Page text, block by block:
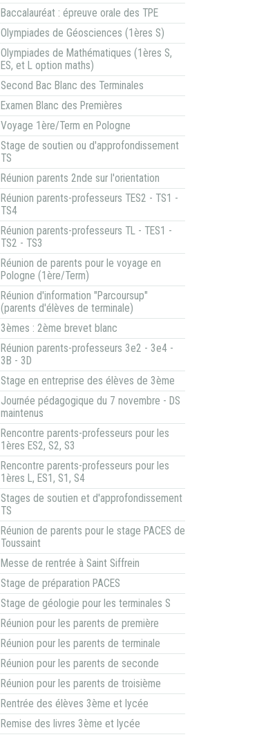
Baccalauréat : épreuve orale des TPE
Olympiades de Géosciences (1ères S)
Olympiades de Mathématiques (1ères S,
ES, et L option maths)
Second Bac Blanc des Terminales
Examen Blanc des Premières
Voyage 1ère/Term en Pologne
Stage de soutien ou d'approfondissement
TS
Réunion parents 2nde sur l'orientation
Réunion parents-professeurs TES2 - TS1 -
TS4
Réunion parents-professeurs TL - TES1 -
TS2 - TS3
Réunion de parents pour le voyage en
Pologne (1ère/Term)
Réunion d'information "Parcoursup"
(parents d'élèves de terminale)
3èmes : 2ème brevet blanc
Réunion parents-professeurs 3e2 - 3e4 -
3B - 3D
Stage en entreprise des élèves de 3ème
Journée pédagogique du 7 novembre - DS
maintenus
Rencontre parents-professeurs pour les
1ères ES2, S2, S3
Rencontre parents-professeurs pour les
1ères L, ES1, S1, S4
Stages de soutien et d'approfondissement
TS
Réunion de parents pour le stage PACES de
Toussaint
Messe de rentrée à Saint Siffrein
Stage de préparation PACES
Stage de géologie pour les terminales S
Réunion pour les parents de première
Réunion pour les parents de terminale
Réunion pour les parents de seconde
Réunion pour les parents de troisième
Rentrée des élèves 3ème et lycée
Remise des livres 3ème et lycée